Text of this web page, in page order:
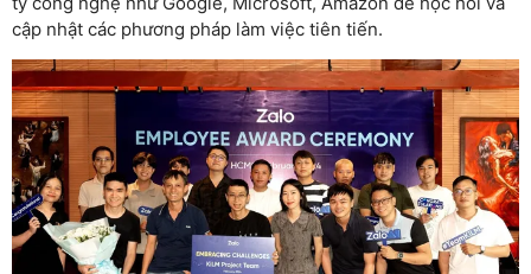
cập nhật các phương pháp làm việc tiên tiến.